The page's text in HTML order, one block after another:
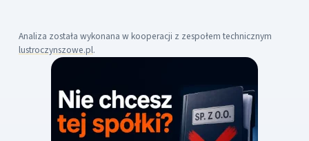
Analiza została wykonana w kooperacji z zespołem technicznym
lustroczynszowe.pl.